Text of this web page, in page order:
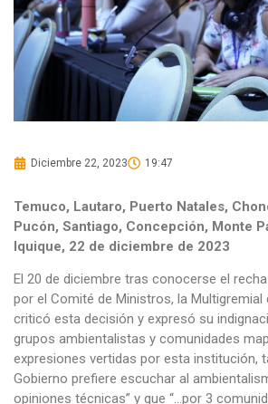
Diciembre 22, 2023 19:47
Temuco, Lautaro, Puerto Natales,
Pucón, Santiago, Concepción, Monte
Iquique, 22 de diciembre de 2023
El 20 de diciembre tras conocerse el
por el Comité de Ministros, la Multigremial
criticó esta decisión y expresó su
grupos ambientalistas y comunidades
expresiones vertidas por esta institución,
Gobierno prefiere escuchar al
opiniones técnicas” y que “…por 3